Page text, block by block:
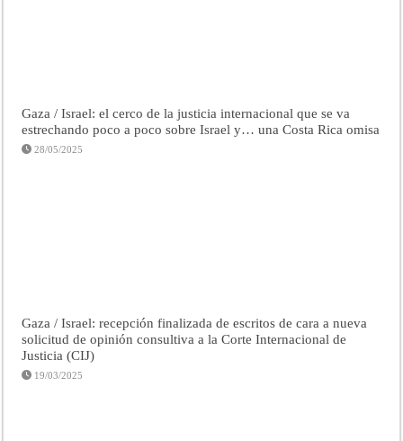
Gaza / Israel: el cerco de la justicia internacional que se va
estrechando poco a poco sobre Israel y… una Costa Rica omisa
28/05/2025
Gaza / Israel: recepción finalizada de escritos de cara a nueva
solicitud de opinión consultiva a la Corte Internacional de
Justicia (CIJ)
19/03/2025